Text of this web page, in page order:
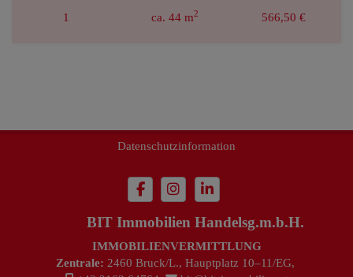
1 ca. 44 m2 566,50 €
Datenschutzinformation
BIT Immobilien Handelsg.m.b.H.
IMMOBILIENVERMITTLUNG
Zentrale: 2460 Bruck/L., Hauptplatz 10–11/EG,